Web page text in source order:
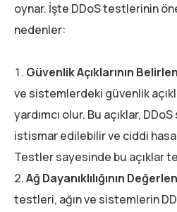
oynar. İşte DDoS testlerinin
nedenler:
Güvenlik Açıklarının
ve sistemlerdeki güvenlik
yardımcı olur. Bu açıklar, DDoS
istismar edilebilir ve ciddi
Testler sayesinde bu açıklar
Ağ Dayanıklılığının
testleri, ağın ve sistemlerin